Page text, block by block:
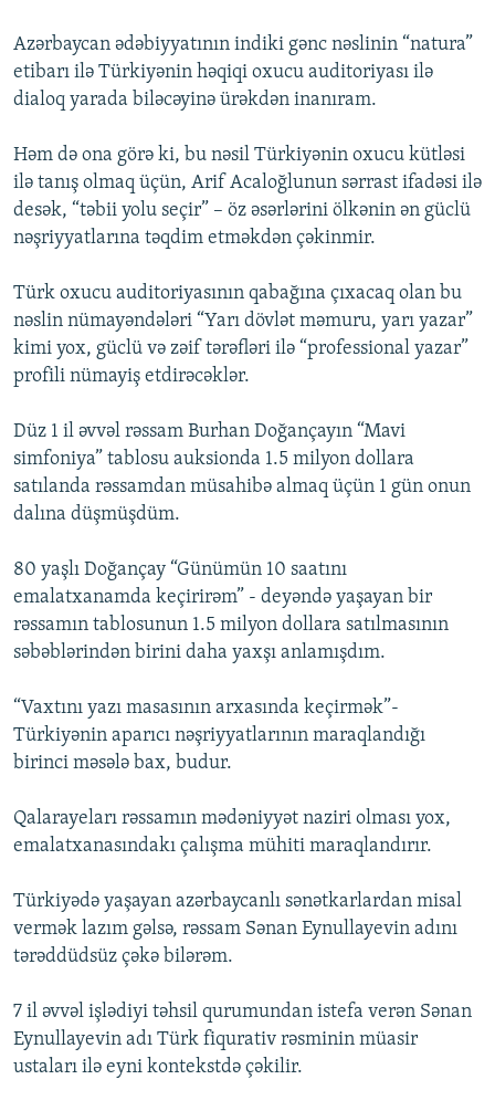
Azərbaycan ədəbiyyatının indiki gənc nəslinin “natura”
etibarı ilə Türkiyənin həqiqi oxucu auditoriyası ilə
dialoq yarada biləcəyinə ürəkdən inanıram.
Həm də ona görə ki, bu nəsil Türkiyənin oxucu kütləsi
ilə tanış olmaq üçün, Arif Acaloğlunun sərrast ifadəsi ilə
desək, “təbii yolu seçir” – öz əsərlərini ölkənin ən güclü
nəşriyyatlarına təqdim etməkdən çəkinmir.
Türk oxucu auditoriyasının qabağına çıxacaq olan bu
nəslin nümayəndələri “Yarı dövlət məmuru, yarı yazar”
kimi yox, güclü və zəif tərəfləri ilə “professional yazar”
profili nümayiş etdirəcəklər.
Düz 1 il əvvəl rəssam Burhan Doğançayın “Mavi
simfoniya” tablosu auksionda 1.5 milyon dollara
satılanda rəssamdan müsahibə almaq üçün 1 gün onun
dalına düşmüşdüm.
80 yaşlı Doğançay “Günümün 10 saatını
emalatxanamda keçirirəm” - deyəndə yaşayan bir
rəssamın tablosunun 1.5 milyon dollara satılmasının
səbəblərindən birini daha yaxşı anlamışdım.
“Vaxtını yazı masasının arxasında keçirmək”-
Türkiyənin aparıcı nəşriyyatlarının maraqlandığı
birinci məsələ bax, budur.
Qalarayeları rəssamın mədəniyyət naziri olması yox,
emalatxanasındakı çalışma mühiti maraqlandırır.
Türkiyədə yaşayan azərbaycanlı sənətkarlardan misal
vermək lazım gəlsə, rəssam Sənan Eynullayevin adını
tərəddüdsüz çəkə bilərəm.
7 il əvvəl işlədiyi təhsil qurumundan istefa verən Sənan
Eynullayevin adı Türk fiqurativ rəsminin müasir
ustaları ilə eyni kontekstdə çəkilir.